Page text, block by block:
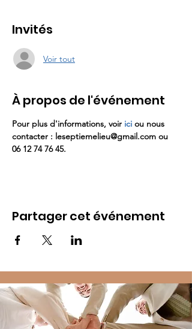
Invités
Voir tout
À propos de l'événement
Pour plus d'informations, voir ici ou nous
contacter : leseptiemelieu@gmail.com ou
06 12 74 76 45.
Partager cet événement